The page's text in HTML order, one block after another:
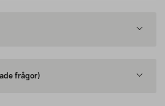
frågor)